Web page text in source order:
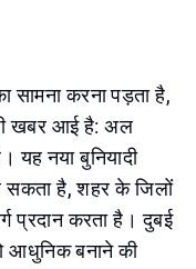
सामना करना पड़ता है,
खबर आई है: अल
यह नया बुनियादी
सकता है, शहर के जिलों
प्रदान करता है। दुबई
आधुनिक बनाने की